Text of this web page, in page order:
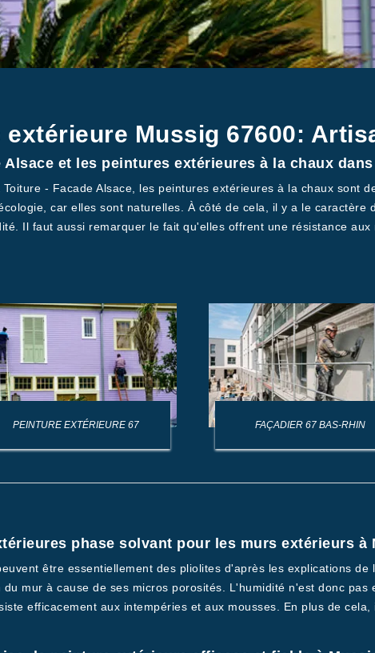
Mussig 67600:
Alsace et les peintures extérieures à la chaux
- Facade Alsace, les peintures extérieures à la chaux sont
car elles sont naturelles. À côté de cela, il y a le caractère
Il faut aussi remarquer le fait qu'elles offrent une résistance
PEINTURE EXTÉRIEURE 67 FAÇADIER 67 BAS-RHIN
phase solvant pour les murs extérieurs à
être essentiellement des pliolites d'après les explications de
mur à cause de ses micros porosités. L'humidité n'est donc pas
efficacement aux intempéries et aux mousses. En plus de